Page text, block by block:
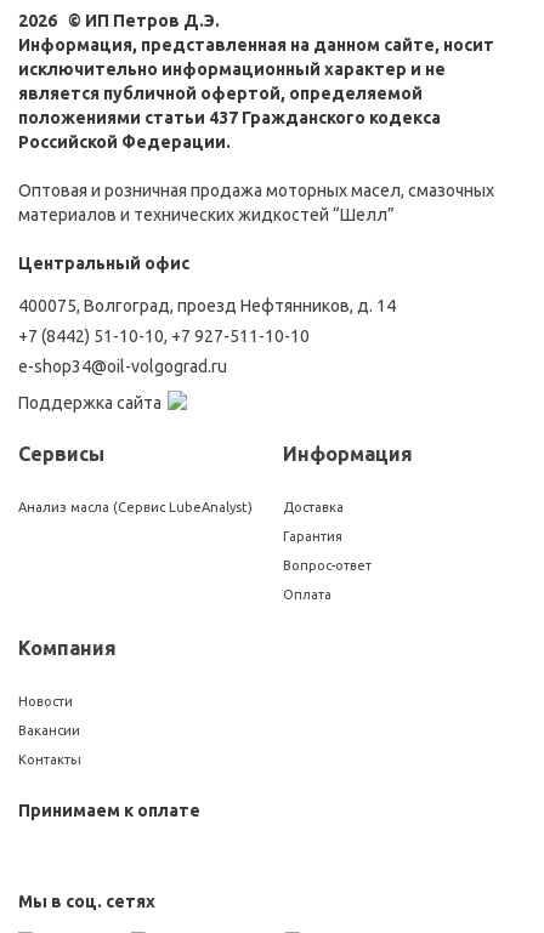
2026 © ИП Петров Д.Э.
Информация, представленная на данном сайте, носит
исключительно информационный характер и не
является публичной офертой, определяемой
положениями статьи 437 Гражданского кодекса
Российской Федерации.
Оптовая и розничная продажа моторных масел, смазочных
материалов и технических жидкостей “Шелл”
Центральный офис
400075, Волгоград, проезд Нефтянников, д. 14
+7 (8442) 51-10-10, +7 927-511-10-10
e-shop34@oil-volgograd.ru
Поддержка сайта
Сервисы
Анализ масла (Сервис LubeAnalyst)
Информация
Доставка
Гарантия
Вопрос-ответ
Оплата
Компания
Новости
Вакансии
Контакты
Принимаем к оплате
Мы в соц. сетях